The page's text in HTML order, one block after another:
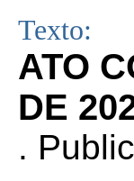
Texto:
ATO
DE
.